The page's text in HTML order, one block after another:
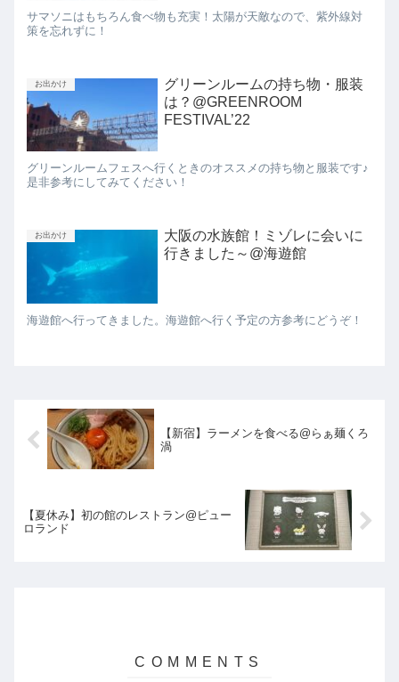
サマソニはもちろん食べ物も充実！太陽が天敵なので、紫外線対
策を忘れずに！
お出かけ
グリーンルームの持ち物・服装
は？@GREENROOM
FESTIVAL’22
グリーンルームフェスへ行くときのオススメの持ち物と服装です♪
是非参考にしてみてください！
お出かけ
大阪の水族館！ミゾレに会いに
行きました～@海遊館
海遊館へ行ってきました。海遊館へ行く予定の方参考にどうぞ！
【新宿】ラーメンを食べる@らぁ麺くろ
渦
【夏休み】初の館のレストラン@ピュー
ロランド